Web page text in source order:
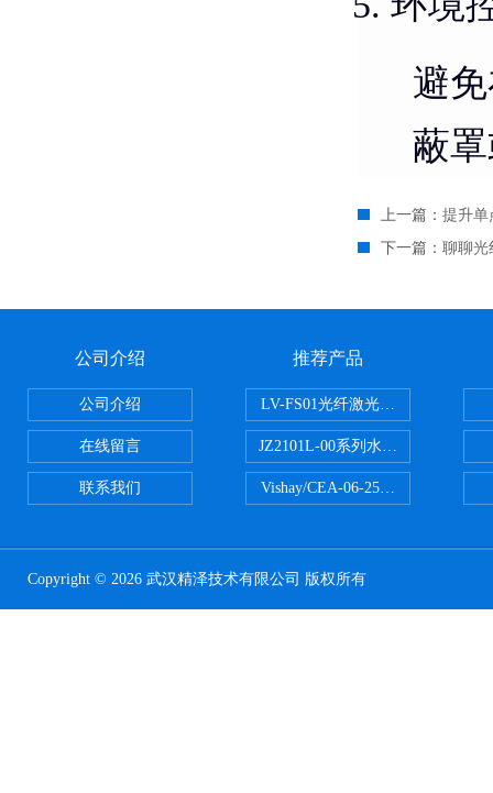
避
蔽
上一篇： 提升单
下一篇： 聊聊光
公司介绍
公司介绍
在线留言
联系我们
推荐产品
LV-FS01光纤激光测振仪
JZ2101L-00系列水下自由场-爆炸
Vishay/CEA-06-250US-350美国威
Copyright © 2026 武汉精泽技术有限公司 版权所有